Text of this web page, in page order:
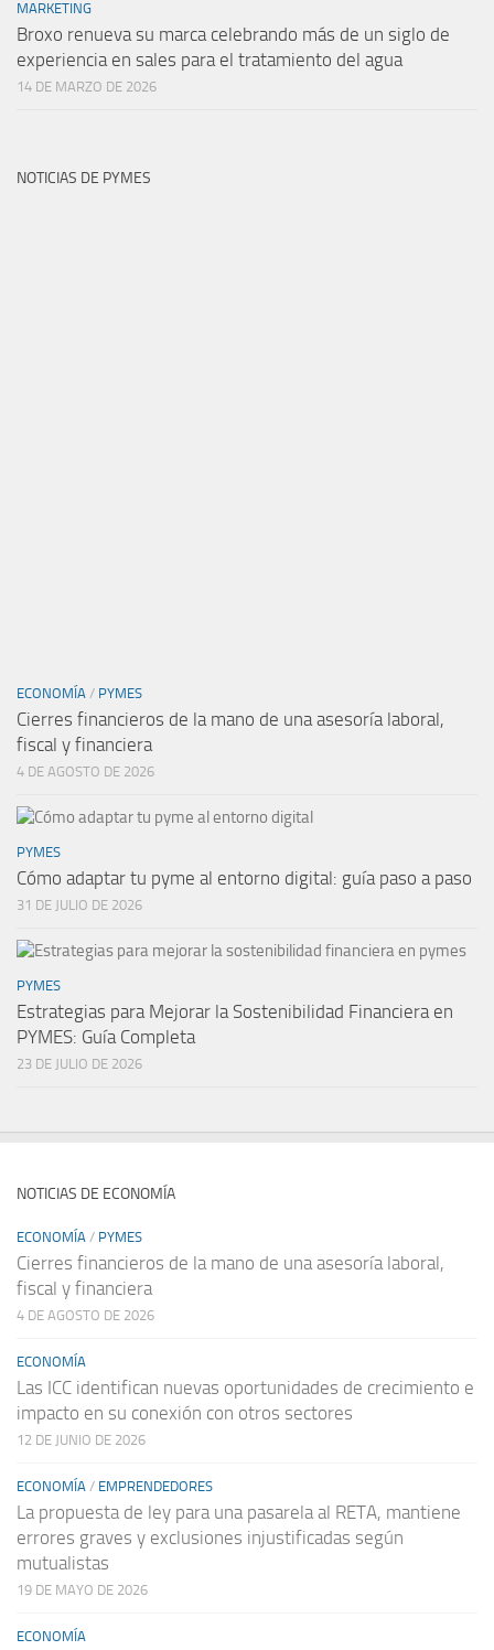
MARKETING
Broxo renueva su marca celebrando más de un siglo de
experiencia en sales para el tratamiento del agua
14 DE MARZO DE 2026
NOTICIAS DE PYMES
ECONOMÍA / PYMES
Cierres financieros de la mano de una asesoría laboral,
fiscal y financiera
4 DE AGOSTO DE 2026
PYMES
Cómo adaptar tu pyme al entorno digital: guía paso a paso
31 DE JULIO DE 2026
PYMES
Estrategias para Mejorar la Sostenibilidad Financiera en
PYMES: Guía Completa
23 DE JULIO DE 2026
NOTICIAS DE ECONOMÍA
ECONOMÍA / PYMES
Cierres financieros de la mano de una asesoría laboral,
fiscal y financiera
4 DE AGOSTO DE 2026
ECONOMÍA
Las ICC identifican nuevas oportunidades de crecimiento e
impacto en su conexión con otros sectores
12 DE JUNIO DE 2026
ECONOMÍA / EMPRENDEDORES
La propuesta de ley para una pasarela al RETA, mantiene
errores graves y exclusiones injustificadas según
mutualistas
19 DE MAYO DE 2026
ECONOMÍA